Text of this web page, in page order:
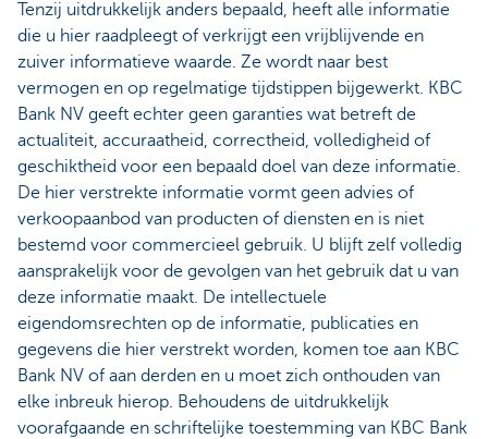
Tenzij uitdrukkelijk anders bepaald, heeft alle informatie
die u hier raadpleegt of verkrijgt een vrijblijvende en
zuiver informatieve waarde. Ze wordt naar best
vermogen en op regelmatige tijdstippen bijgewerkt. KBC
Bank NV geeft echter geen garanties wat betreft de
actualiteit, accuraatheid, correctheid, volledigheid of
geschiktheid voor een bepaald doel van deze informatie.
De hier verstrekte informatie vormt geen advies of
verkoopaanbod van producten of diensten en is niet
bestemd voor commercieel gebruik. U blijft zelf volledig
aansprakelijk voor de gevolgen van het gebruik dat u van
deze informatie maakt. De intellectuele
eigendomsrechten op de informatie, publicaties en
gegevens die hier verstrekt worden, komen toe aan KBC
Bank NV of aan derden en u moet zich onthouden van
elke inbreuk hierop. Behoudens de uitdrukkelijk
voorafgaande en schriftelijke toestemming van KBC Bank